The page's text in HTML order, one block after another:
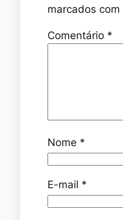
marcados com
Comentário *
Nome *
E-mail *